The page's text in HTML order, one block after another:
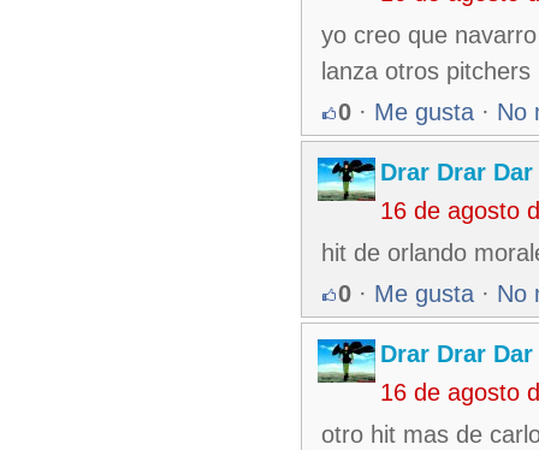
yo creo que
lanza otros pitchers
0 · Me gusta · No
Drar Drar Dar
16 de agosto
hit de orlando
0 · Me gusta · No
Drar Drar Dar
16 de agosto
otro hit mas de